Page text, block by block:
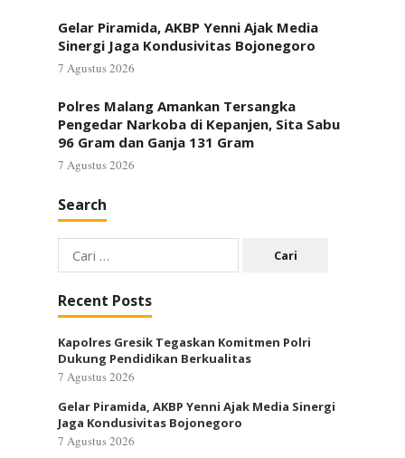
Gelar Piramida, AKBP Yenni Ajak Media
Sinergi Jaga Kondusivitas Bojonegoro
7 Agustus 2026
Polres Malang Amankan Tersangka
Pengedar Narkoba di Kepanjen, Sita Sabu
96 Gram dan Ganja 131 Gram
7 Agustus 2026
Search
Cari
untuk:
Recent Posts
Kapolres Gresik Tegaskan Komitmen Polri
Dukung Pendidikan Berkualitas
7 Agustus 2026
Gelar Piramida, AKBP Yenni Ajak Media Sinergi
Jaga Kondusivitas Bojonegoro
7 Agustus 2026